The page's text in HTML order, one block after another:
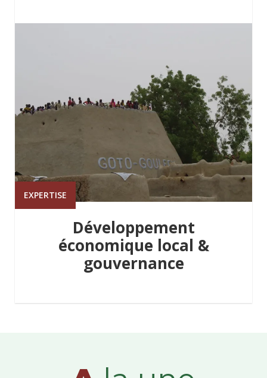
EXPERTISE
Développement
économique local &
gouvernance